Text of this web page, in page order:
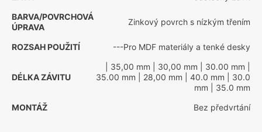
BARVA/POVRCHOVÁ
ÚPRAVA
Zinkový povrch s nízkým třením
ROZSAH POUŽITÍ ---Pro MDF materiály a tenké desky
DÉLKA ZÁVITU
| 35,00 mm | 30,00 mm | 30.00 mm
35.00 mm | 28,00 mm | 40.0 mm | 30.0
mm | 35.0 mm
MONTÁŽ
Bez předvrtání